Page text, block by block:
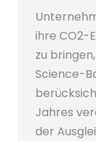
ihre CO2-
zu
Science-
Jahres
der